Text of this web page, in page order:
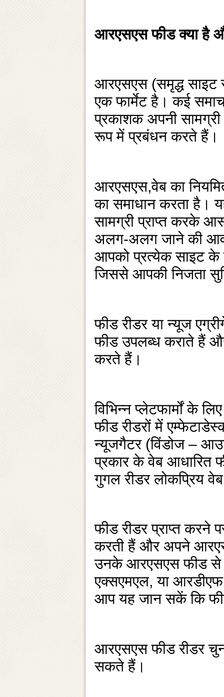
आरएसएस फीड क्‍या है
आरएसएस (समृद्ध साइट
एक फार्मेट है। कई
प्रकाशक अपनी
रूप में प्रबंधन करते हैं।
आरएसएस,वेब का
का समाधान करता है।
सामग्री प्राप्‍त करके
अलग-अलग जाने की
आपको प्रत्‍येक साइट के
जिससे आपकी निजता
फीड रीडर या न्‍यूज
फीड उपलब्‍ध कराते हैं
करते हैं।
विभिन्‍न प्‍लेटफार्मों के
फीड रीडरों में
न्‍यूजगैटर (विंडोज –
प्रकार के वेब आधारित
गुगल रीडर लोकप्रिय
फीड रीडर प्राप्‍त करने
करती हैं और अपने
उनके आरएसएस फीड से
एक्‍सएमएल, या
आप यह जान सकें कि
आरएसएस फीड रीडर
सकते हैं।